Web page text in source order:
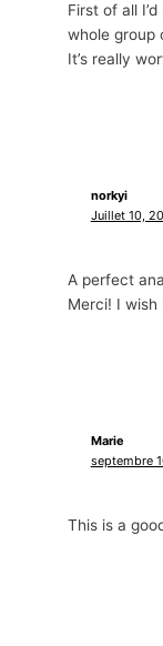
First of all
whole group
It’s really
norkyi
Juillet 10,
A perfect
Merci! I wish
Marie
septembre
This is a